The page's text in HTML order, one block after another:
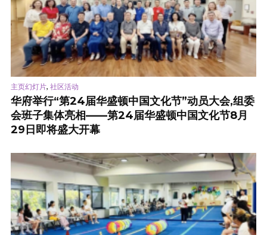
主页幻灯片, 社区活动
华府举行“第24届华盛顿中国文化节”动员大会,组委
会班子集体亮相——第24届华盛顿中国文化节8月
29日即将盛大开幕